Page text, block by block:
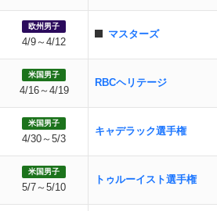
欧州男子
4/9～4/12
マスターズ
米国男子
4/16～4/19
RBCヘリテージ
米国男子
4/30～5/3
キャデラック選手権
米国男子
5/7～5/10
トゥルーイスト選手権